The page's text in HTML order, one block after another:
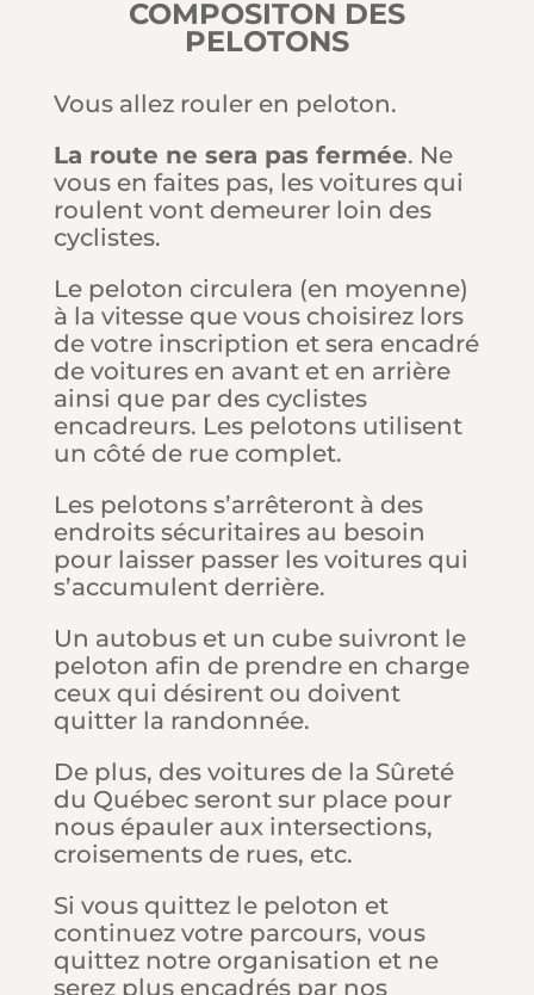
COMPOSITON DES
PELOTONS
Vous allez rouler en peloton.
La route ne sera pas fermée. Ne
vous en faites pas, les voitures qui
roulent vont demeurer loin des
cyclistes.
Le peloton circulera (en moyenne)
à la vitesse que vous choisirez lors
de votre inscription et sera encadré
de voitures en avant et en arrière
ainsi que par des cyclistes
encadreurs. Les pelotons utilisent
un côté de rue complet.
Les pelotons s’arrêteront à des
endroits sécuritaires au besoin
pour laisser passer les voitures qui
s’accumulent derrière.
Un autobuset un cube suivront le
peloton afin de prendre en charge
ceux qui désirent ou doivent
quitter la randonnée.
De plus, des voitures de la Sûreté
du Québec seront sur place pour
nous épauler aux intersections,
croisements de rues, etc.
Si vous quittez le peloton et
continuez votre parcours, vous
quittez notre organisation et ne
serez plus encadrés par nos